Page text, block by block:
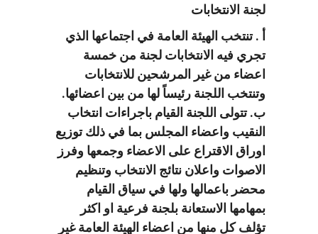
لجنة الانتخابات
أ . تنتخب الهيئة العامة في اجتماعها الذي
تجري فيه الانتخابات لجنة من خمسة
اعضاء من غير المرشحين للانتخابات
وتنتخب اللجنة رئيساً لها من بين اعضائها.
ب. تتولى اللجنة القيام باجراءات انتخاب
النقيب واعضاء المجلس بما في ذلك توزيع
اوراق الاقتراع على الاعضاء وجمعها وفرز
الاصوات واعلان نتائج الانتخاب وتنظيم
محضر باعمالها ولها في سياق القيام
بمهامها الاستعانة بلجنة فرعية او اكثر
تؤلف كل منها من اعضاء الهيئة العامة غير